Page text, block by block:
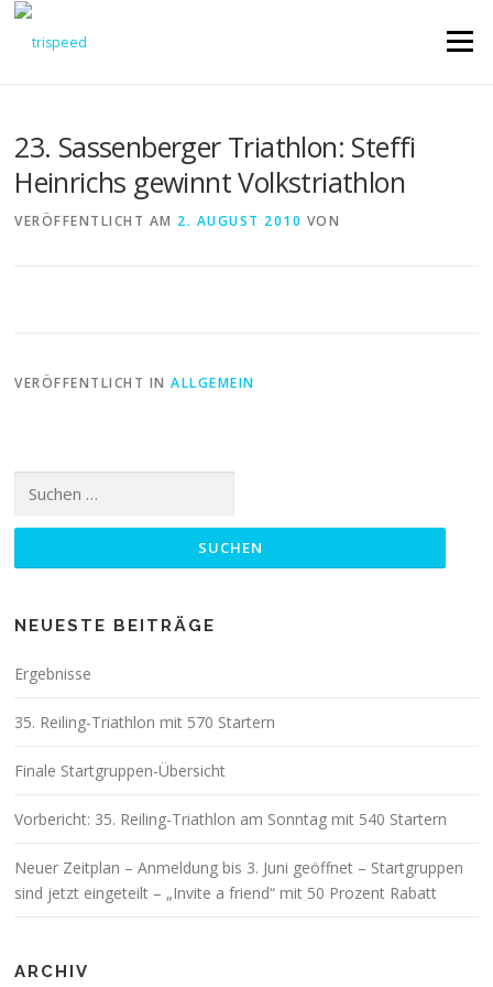
Direkt
Menü
23. Sassenberger Triathlon: Steffi
Heinrichs gewinnt Volkstriathlon
VERÖFFENTLICHT AM 2. AUGUST 2010 VON
VERÖFFENTLICHT INALLGEMEIN
nach:
NEUESTE BEITRÄGE
Ergebnisse
35. Reiling-Triathlon mit 570 Startern
Finale Startgruppen-Übersicht
Vorbericht: 35. Reiling-Triathlon am Sonntag mit 540 Startern
Neuer Zeitplan – Anmeldung bis 3. Juni geöffnet – Startgruppen
sind jetzt eingeteilt – „Invite a friend“ mit 50 Prozent Rabatt
ARCHIV